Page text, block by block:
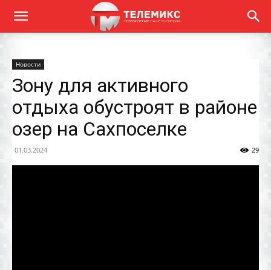
Новости
Зону для активного
отдыха обустроят в районе
озер на Сахпоселке
01.03.2024 29